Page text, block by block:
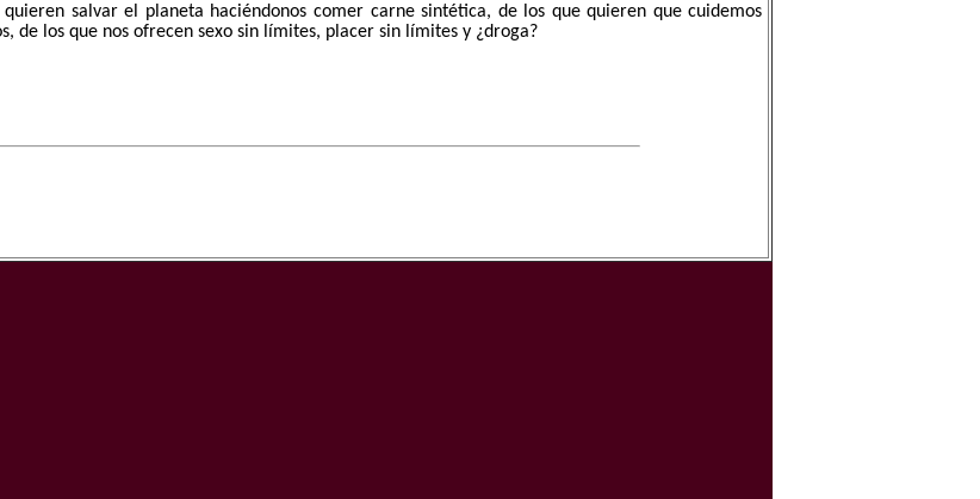
quieren salvar el planeta haciéndonos comer carne sintética, de los que quieren que cuidemos
de los que nos ofrecen sexo sin límites, placer sin límites y ¿droga?